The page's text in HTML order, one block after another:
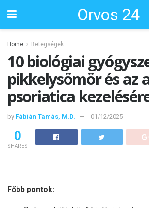
Orvos 24
Home Betegségek
10 biológiai
pikkelysömör és az
psoriatica
by Fábián Tamás, M.D. 01/12/2025
0
SHARES
Főbb pontok: